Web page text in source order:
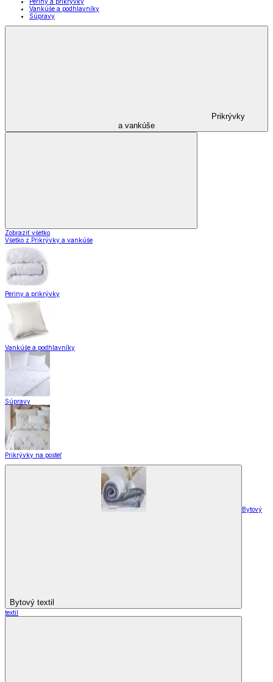
Vankúše a podhlavníky
Súpravy
Prikrývky
a vankúše
Zobraziť všetko
Všetko z Prikrývky a vankúše
Periny a prikrývky
Vankúše a podhlavníky
Súpravy
Prikrývky na posteľ
Bytový textil
Bytový
textil